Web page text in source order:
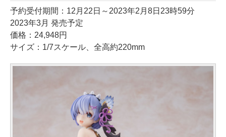
予約受付期間：12月22日～2023年2月8日23時59分
2023年3月 発売予定
価格：24,948円
サイズ：1/7スケール、全高約220mm